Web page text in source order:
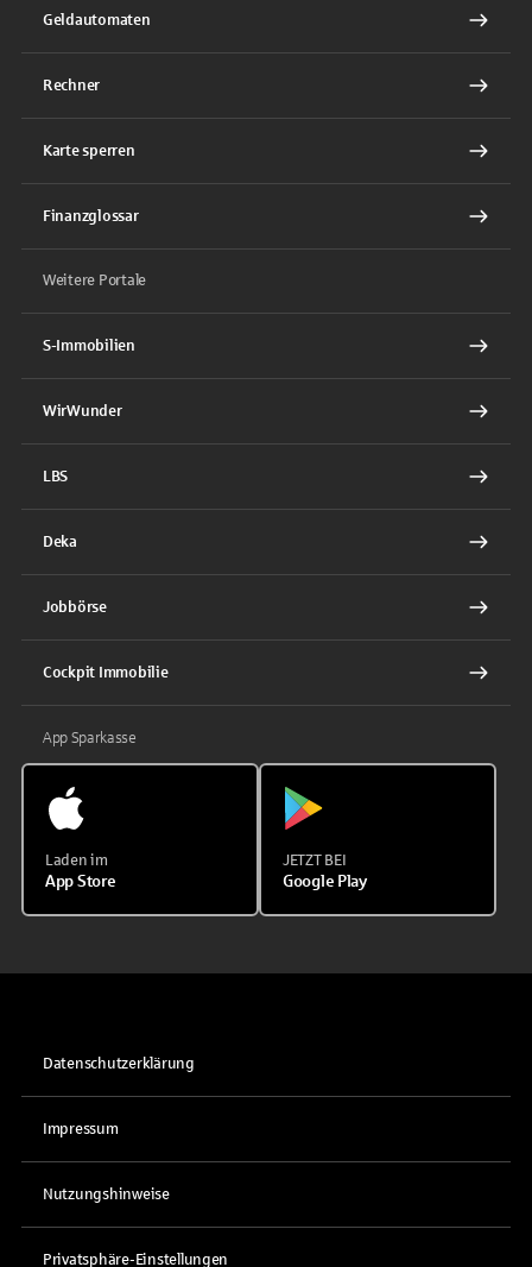
Geldautomaten
Rechner
Karte sperren
Finanzglossar
Weitere Portale
S-Immobilien
WirWunder
LBS
Deka
Jobbörse
Cockpit Immobilie
App Sparkasse
Laden im
App Store
JETZT BEI
Google Play
Datenschutzerklärung
Impressum
Nutzungshinweise
Privatsphäre-Einstellungen